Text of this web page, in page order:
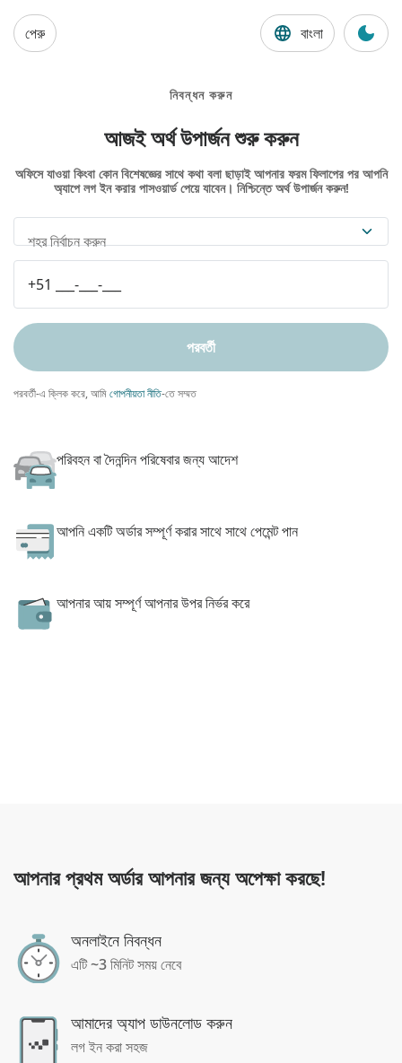
পেরু বাংলা
নিবন্ধন করুন
আজই অর্থ উপার্জন শুরু করুন
অফিসে যাওয়া কিংবা কোন বিশেষজ্ঞের সাথে কথা বলা ছাড়াই আপনার ফরম ফিলাপের পর আপনি
অ্যাপে লগ ইন করার পাসওয়ার্ড পেয়ে যাবেন। নিশ্চিন্তে অর্থ উপার্জন করুন!
শহর নির্বাচন করুন
পরবর্তী
পরবর্তী-এ ক্লিক করে, আমিগোপনীয়তা নীতি-তে সম্মত
পরিবহন বা দৈনন্দিন পরিষেবার জন্য আদেশ
আপনি একটি অর্ডার সম্পূর্ণ করার সাথে সাথে পেমেন্ট পান
আপনার আয় সম্পূর্ণ আপনার উপর নির্ভর করে
আপনার প্রথম অর্ডার আপনার জন্য অপেক্ষা করছে!
অনলাইনে নিবন্ধন
এটি ~3 মিনিট সময় নেবে
আমাদের অ্যাপ ডাউনলোড করুন
লগ ইন করা সহজ